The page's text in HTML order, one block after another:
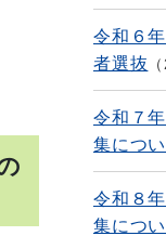
令和６
者選抜
令和７
集につ
令和８
集につ